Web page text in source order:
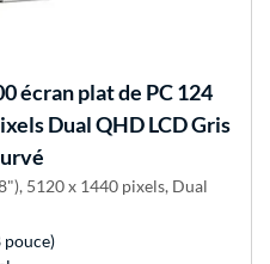
écran plat de PC 124
Dual QHD LCD Gris
5120 x 1440 pixels, Dual
pouce)